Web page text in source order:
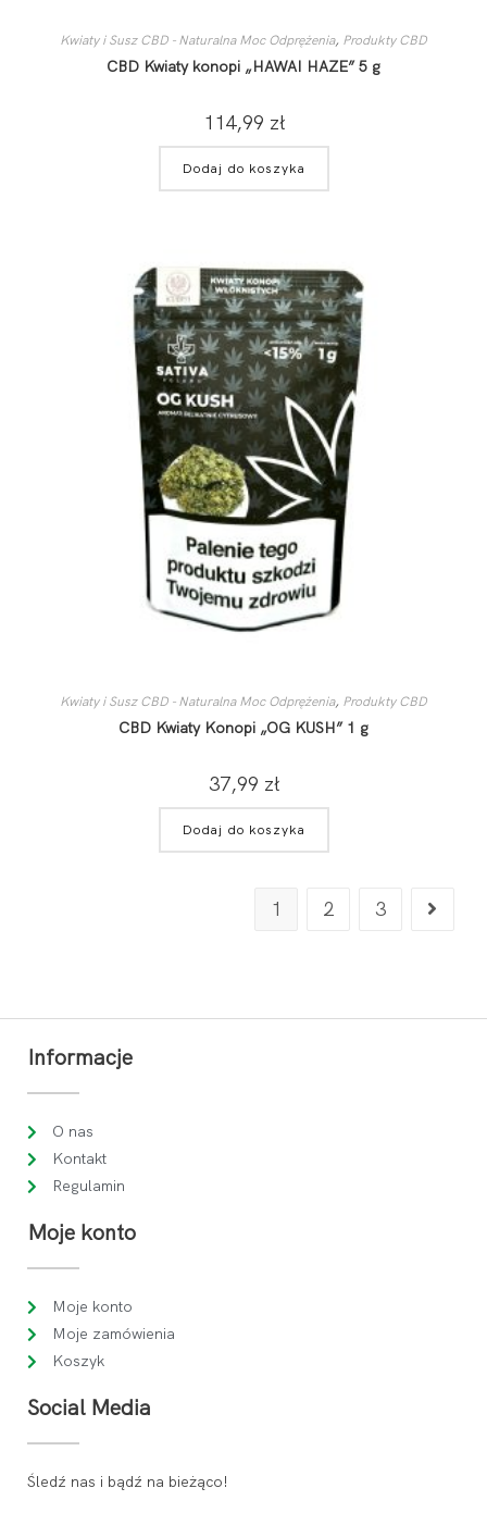
Kwiaty i Susz CBD - Naturalna Moc Odprężenia, Produkty CBD
CBD Kwiaty konopi „HAWAI HAZE” 5 g
114,99 zł
Dodaj do koszyka
Kwiaty i Susz CBD - Naturalna Moc Odprężenia, Produkty CBD
CBD Kwiaty Konopi „OG KUSH” 1 g
37,99 zł
Dodaj do koszyka
1 2 3
Informacje
O nas
Kontakt
Regulamin
Moje konto
Moje konto
Moje zamówienia
Koszyk
Social Media
Śledź nas i bądź na bieżąco!